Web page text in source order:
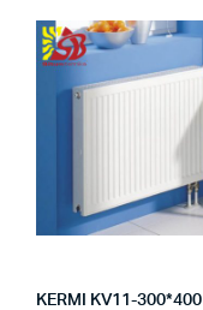
KERMI KV11-300*400